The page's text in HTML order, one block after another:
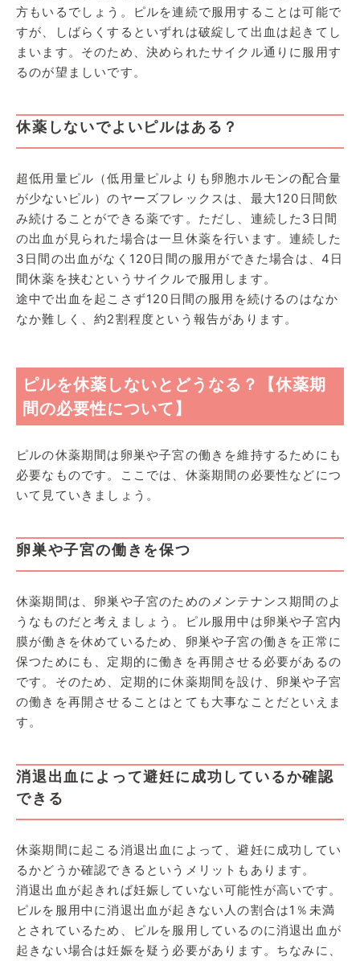
方もいるでしょう。ピルを連続で服用することは可能で
すが、しばらくするといずれは破綻して出血は起きてし
まいます。そのため、決められたサイクル通りに服用す
るのが望ましいです。
休薬しないでよいピルはある？
超低用量ピル（低用量ピルよりも卵胞ホルモンの配合量
が少ないピル）のヤーズフレックスは、最大120日間飲
み続けることができる薬です。ただし、連続した3日間
の出血が見られた場合は一旦休薬を行います。連続した
3日間の出血がなく120日間の服用ができた場合は、4日
間休薬を挟むというサイクルで服用します。
途中で出血を起こさず120日間の服用を続けるのはなか
なか難しく、約2割程度という報告があります。
ピルを休薬しないとどうなる？【休薬期
間の必要性について】
ピルの休薬期間は卵巣や子宮の働きを維持するためにも
必要なものです。ここでは、休薬期間の必要性などにつ
いて見ていきましょう。
卵巣や子宮の働きを保つ
休薬期間は、卵巣や子宮のためのメンテナンス期間のよ
うなものだと考えましょう。ピル服用中は卵巣や子宮内
膜が働きを休めているため、卵巣や子宮の働きを正常に
保つためにも、定期的に働きを再開させる必要があるの
です。そのため、定期的に休薬期間を設け、卵巣や子宮
の働きを再開させることはとても大事なことだといえま
す。
消退出血によって避妊に成功しているか確認
できる
休薬期間に起こる消退出血によって、避妊に成功してい
るかどうか確認できるというメリットもあります。
消退出血が起きれば妊娠していない可能性が高いです。
ピルを服用中に消退出血が起きない人の割合は1％未満
とされているため、ピルを服用しているのに消退出血が
起きない場合は妊娠を疑う必要があります。ちなみに、